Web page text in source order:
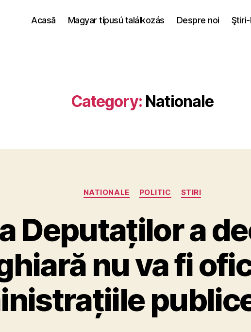
Acasă Magyar típusú találkozás Despre noi
Category: Nationale
Categories
NATIONALE POLITIC STIRI
Deputaților a
nu va fi